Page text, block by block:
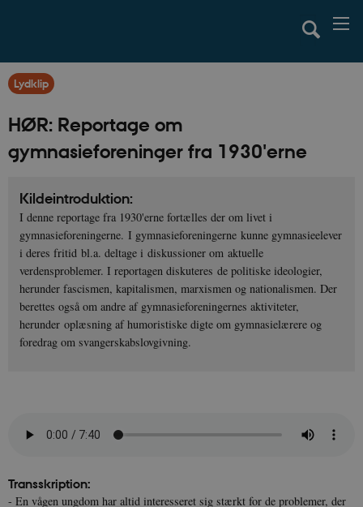
Lydklip
HØR: Reportage om
gymnasieforeninger fra 1930'erne
Kildeintroduktion:
I denne reportage fra 1930'erne fortælles der om livet i
gymnasieforeningerne. I gymnasieforeningerne kunne gymnasieelever
i deres fritid bl.a. deltage i diskussioner om aktuelle
verdensproblemer. I reportagen diskuteres de politiske ideologier,
herunder fascismen, kapitalismen, marxismen og nationalismen. Der
berettes også om andre af gymnasieforeningernes aktiviteter,
herunder oplæsning af humoristiske digte om gymnasielærere og
foredrag om svangerskabslovgivning.
Transskription:
- En vågen ungdom har altid interesseret sig stærkt for de problemer, der